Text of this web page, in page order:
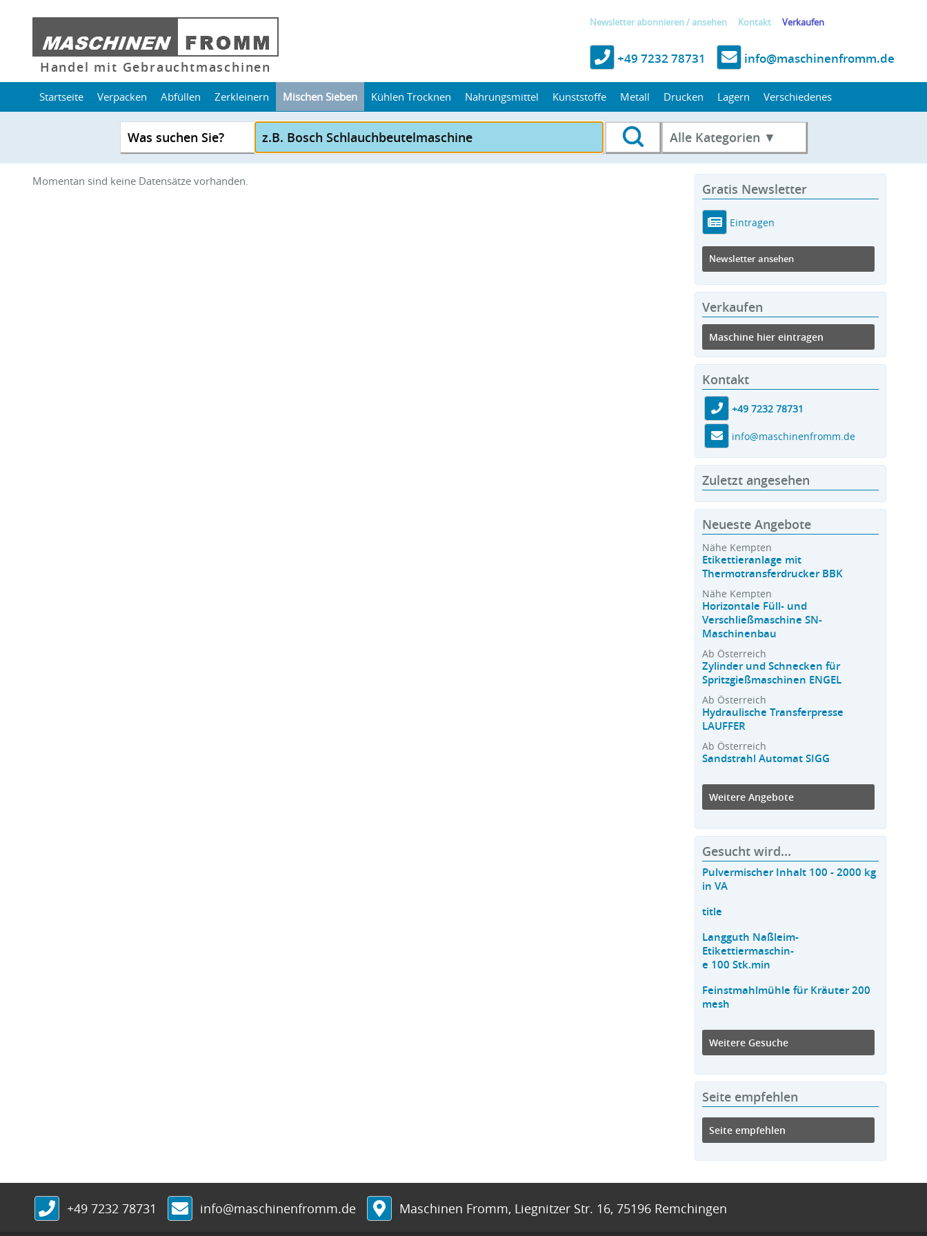
Handel mit Gebrauchtmaschinen
Newsletterabonnieren/ansehen Kontakt Verkaufen
+49 7232 78731 info@maschinenfromm.de
Startseite Verpacken Abfüllen Zerkleinern Mischen Sieben Kühlen Trocknen Nahrungsmittel Kunststoffe Metall Drucken Lagern Verschiedenes
Was suchen Sie? Alle Kategorien ▼
Momentan sind keine Datensätze vorhanden. Gratis Newsletter
Eintragen
Newsletter ansehen
Verkaufen
Maschine hier eintragen
Kontakt
+49 7232 78731
info@maschinenfromm.de
Zuletzt angesehen
Neueste Angebote
Nähe Kempten
Etikettieranlage mit
Thermotransferdrucker BBK
Nähe Kempten
Horizontale Füll- und
Verschließmaschine SN-
Maschinenbau
Ab Österreich
Zylinder und Schnecken für
Spritzgießmaschinen ENGEL
Ab Österreich
Hydraulische Transferpresse
LAUFFER
Ab Österreich
Sandstrahl Automat SIGG
Weitere Angebote
Gesucht wird...
Pulvermischer Inhalt 100 - 2000 kg
in VA
title
Langguth Naßleim-
Etikettiermaschin-
e 100 Stk.min
Feinstmahlmühle für Kräuter 200
mesh
Weitere Gesuche
Seite empfehlen
Seite empfehlen
+49 7232 78731 info@maschinenfromm.de Maschinen Fromm, Liegnitzer Str. 16, 75196 Remchingen